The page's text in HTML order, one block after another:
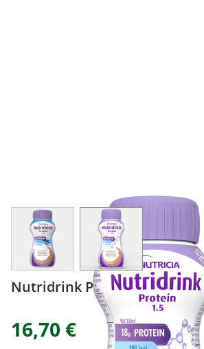
View larger imageView larger image
Nutridrink Protein suklaa 4
16,70 €